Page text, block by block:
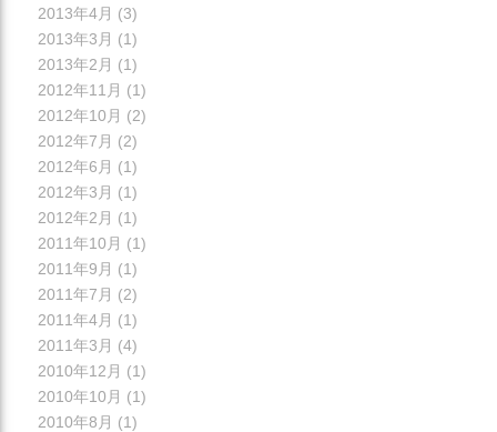
2013年4月 (3)
2013年3月 (1)
2013年2月 (1)
2012年11月 (1)
2012年10月 (2)
2012年7月 (2)
2012年6月 (1)
2012年3月 (1)
2012年2月 (1)
2011年10月 (1)
2011年9月 (1)
2011年7月 (2)
2011年4月 (1)
2011年3月 (4)
2010年12月 (1)
2010年10月 (1)
2010年8月 (1)